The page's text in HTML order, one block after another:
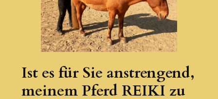
Ist es für Sie anstrengend,
meinem Pferd REIKI zu